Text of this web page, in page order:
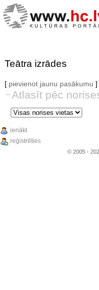
Teātra izrādes
[ pievienot jaunu pasākumu ]
Atlasīt pēc
ienākt
reģistrēties
© 2005 -